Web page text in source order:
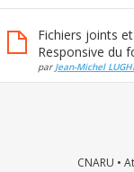
Fichiers joints
Responsive du
par Jean-Michel
CNARU •